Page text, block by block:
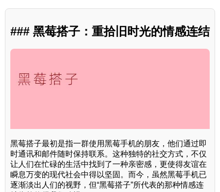
### 黑莓搭子：重拾旧时光的情感连结
黑莓搭子最初是指一群使用黑莓手机的朋友，他们通过即
时通讯和邮件随时保持联系。这种独特的社交方式，不仅
让人们在忙碌的生活中找到了一种亲密感，更使得友谊在
瞬息万变的现代社会中得以坚固。而今，虽然黑莓手机已
逐渐淡出人们的视野，但“黑莓搭子”所代表的那种情感连